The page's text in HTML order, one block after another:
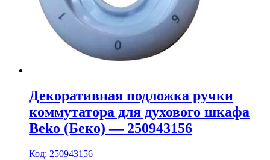
Декоративная подложка ручки
коммутатора для духового шкафа
Beko (Беко) — 250943156
Код: 250943156